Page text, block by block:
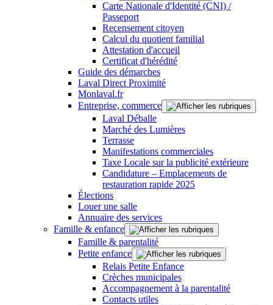
Carte Nationale d'Identité (CNI) /
Passeport
Recensement citoyen
Calcul du quotient familial
Attestation d'accueil
Certificat d'hérédité
Guide des démarches
Laval Direct Proximité
Monlaval.fr
Entreprise, commerce
Laval Déballe
Marché des Lumières
Terrasse
Manifestations commerciales
Taxe Locale sur la publicité extérieure
Candidature – Emplacements de
restauration rapide 2025
Élections
Louer une salle
Annuaire des services
Famille & enfance
Famille & parentalité
Petite enfance
Relais Petite Enfance
Crèches municipales
Accompagnement à la parentalité
Contacts utiles